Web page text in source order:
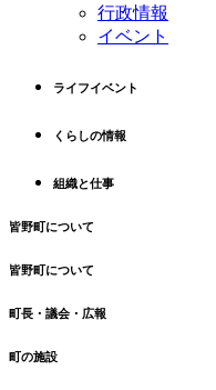
行政情報
イベント
ライフイベント
くらしの情報
組織と仕事
皆野町について
皆野町について
町長・議会・広報
町の施設